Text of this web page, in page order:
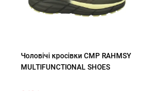
Чоловічі кросівки CMP RAHMSY
MULTIFUNCTIONAL SHOES